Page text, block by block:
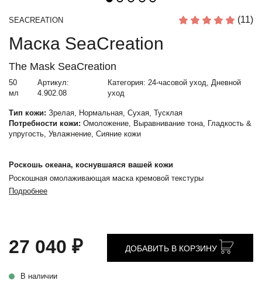
SEACREATION (11)
Маска SeaCreation
The Mask SeaCreation
50
мл
Артикул:
4.902.08
Категория: 24-часовой уход, Дневной
уход
Тип кожи: Зрелая, Нормальная, Сухая, Тусклая
Потребности кожи: Омоложение, Выравнивание тона, Гладкость &
упругость, Увлажнение, Сияние кожи
Роскошь океана, коснувшаяся вашей кожи
Роскошная омолаживающая маска кремовой текстуры
Подробнее
27 040 ₽
В наличии
ДОБАВИТЬ В КОРЗИНУ